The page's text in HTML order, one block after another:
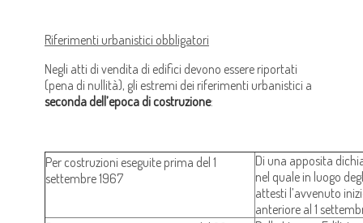
Riferimenti urbanistici obbligatori
Negli atti di vendita di edifici devono essere riportati
(pena di nullità), gli estremi dei riferimenti urbanistici a
seconda dell’epoca di costruzione:
Per costruzioni eseguite prima del 1
settembre 1967
Di una apposita
nel quale in luogo
attesti l’avvenuto
anteriore al 1